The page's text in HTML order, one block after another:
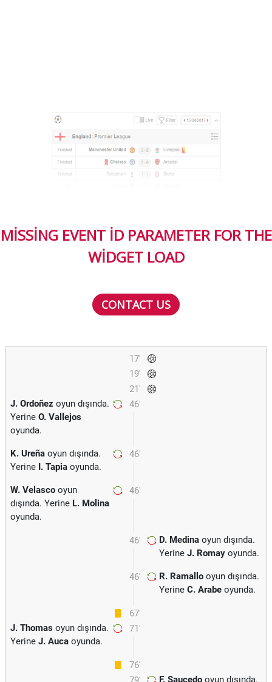
MISSING EVENT ID PARAMETER FOR THE
WIDGET LOAD
CONTACT US
17'
19'
21'
46'
J. Ordoñez oyun dışında.
Yerine O. Vallejos
oyunda.
46'
K. Ureña oyun dışında.
Yerine I. Tapia oyunda.
46'
W. Velasco oyun
dışında. Yerine L. Molina
oyunda.
46' D. Medina oyun dışında.
Yerine J. Romay oyunda.
46' R. Ramallo oyun dışında.
Yerine C. Arabe oyunda.
67'
71'
J. Thomas oyun dışında.
Yerine J. Auca oyunda.
76'
F. Saucedo oyun dışında.